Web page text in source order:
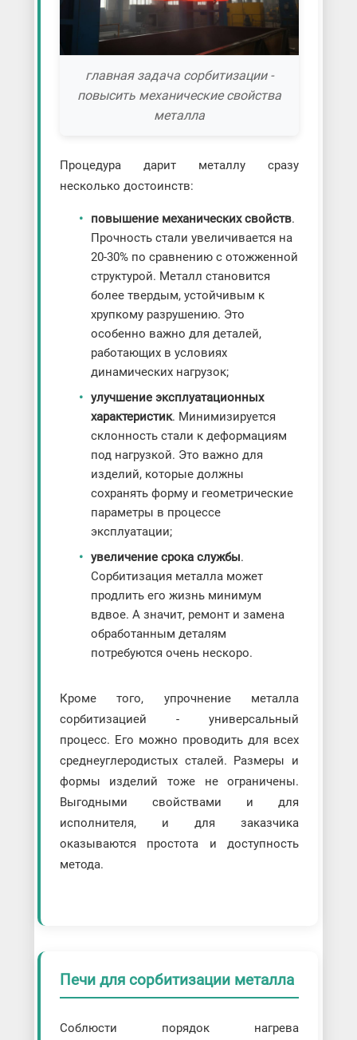
главная задача сорбитизации -
повысить механические свойства
металла
Процедура дарит металлу сразу
несколько достоинств:
повышение механических свойств.
Прочность стали увеличивается на
20-30% по сравнению с отожженной
структурой. Металл становится
более твердым, устойчивым к
хрупкому разрушению. Это
особенно важно для деталей,
работающих в условиях
динамических нагрузок;
улучшение эксплуатационных
характеристик. Минимизируется
склонность стали к деформациям
под нагрузкой. Это важно для
изделий, которые должны
сохранять форму и геометрические
параметры в процессе
эксплуатации;
увеличение срока службы.
Сорбитизация металла может
продлить его жизнь минимум
вдвое. А значит, ремонт и замена
обработанным деталям
потребуются очень нескоро.
Кроме того, упрочнение металла
сорбитизацией - универсальный
процесс. Его можно проводить для всех
среднеуглеродистых сталей. Размеры и
формы изделий тоже не ограничены.
Выгодными свойствами и для
исполнителя, и для заказчика
оказываются простота и доступность
метода.
Печи для сорбитизации металла
Соблюсти порядок нагрева